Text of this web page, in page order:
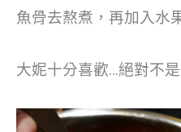
魚骨去熬煮，再加入水
大妮十分喜歡…絕對不